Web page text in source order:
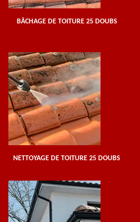
BÂCHAGE DE TOITURE 25 DOUBS
NETTOYAGE DE TOITURE 25 DOUBS